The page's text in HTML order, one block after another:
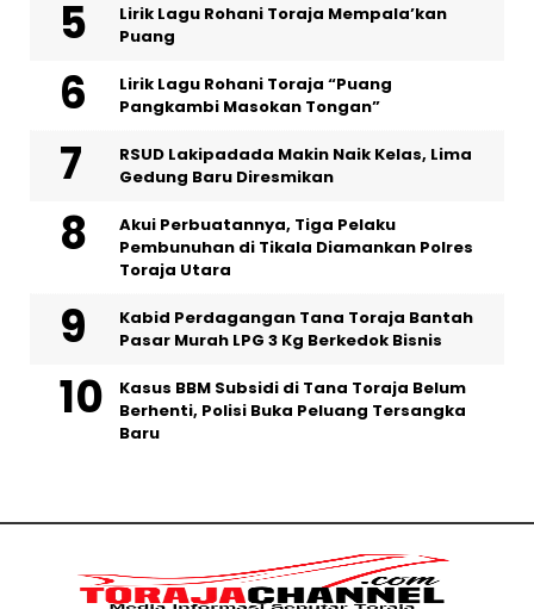
Lirik Lagu Rohani Toraja Mempala’kan
Puang
Lirik Lagu Rohani Toraja “Puang
Pangkambi Masokan Tongan”
RSUD Lakipadada Makin Naik Kelas, Lima
Gedung Baru Diresmikan
Akui Perbuatannya, Tiga Pelaku
Pembunuhan di Tikala Diamankan Polres
Toraja Utara
Kabid Perdagangan Tana Toraja Bantah
Pasar Murah LPG 3 Kg Berkedok Bisnis
Kasus BBM Subsidi di Tana Toraja Belum
Berhenti, Polisi Buka Peluang Tersangka
Baru